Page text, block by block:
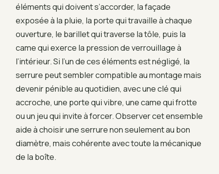
éléments qui doivent s’accorder, la façade
exposée à la pluie, la porte qui travaille à chaque
ouverture, le barillet qui traverse la tôle, puis la
came qui exerce la pression de verrouillage à
l’intérieur. Si l’un de ces éléments est négligé, la
serrure peut sembler compatible au montage mais
devenir pénible au quotidien, avec une clé qui
accroche, une porte qui vibre, une came qui frotte
ou un jeu qui invite à forcer. Observer cet ensemble
aide à choisir une serrure non seulement au bon
diamètre, mais cohérente avec toute la mécanique
de la boîte.